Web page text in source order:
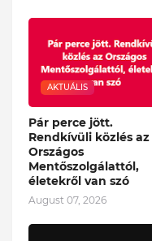
AKTUÁLIS
Pár perce jött.
Rendkívüli közlés az
Országos
Mentőszolgálattól,
életekről van szó
August 07, 2026